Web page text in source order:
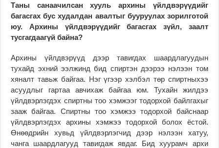
Таны санаачилсан хууль архины үйлдвэрүүдийг
багасгах бус худалдан авалтыг бууруулах зорилготой
юу. Архины үйлдвэрүүдийг багасгах зүйл, заалт
тусгагдаагүй байна?
Архины үйлдвэрүүд дээр тавигдах шаардлагуудын
тухайд эхний ээлжинд бид спиртэн дээрээ нэлээн том
хяналт тавьж байгаа. Нэг үгээр хэлбэл төр спиртныхээ
асуудлыг гартаа авчихаж байгаа юм. Тухайн жилдээ
үйлдвэрлэгдэх спиртны тоо хэмжээг тодорхой байлгахыг
зааж байгаа. Спиртны тоо хэмжээ тодорхой байснаар
үйлдвэрлэгдэх архины хэмжээ тодорхой болох ёстой.
Өнөөдрийн хувьд үйлдвэрлэгчид дээр нэлээн хатуу,
чанга шаардлагууд тавигдаж явдаг. Бид хуурамч архи